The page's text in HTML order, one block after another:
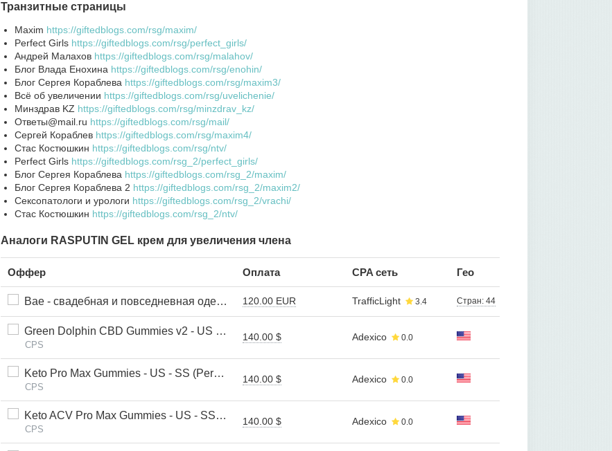
Транзитные страницы
Maxim https://giftedblogs.com/rsg/maxim/
Perfect Girls https://giftedblogs.com/rsg/perfect_girls/
Андрей Малахов https://giftedblogs.com/rsg/malahov/
Блог Влада Енохина https://giftedblogs.com/rsg/enohin/
Блог Сергея Кораблева https://giftedblogs.com/rsg/maxim3/
Всё об увеличении https://giftedblogs.com/rsg/uvelichenie/
Минздрав KZ https://giftedblogs.com/rsg/minzdrav_kz/
Ответы@mail.ru https://giftedblogs.com/rsg/mail/
Сергей Кораблев https://giftedblogs.com/rsg/maxim4/
Стас Костюшкин https://giftedblogs.com/rsg/ntv/
Perfect Girls https://giftedblogs.com/rsg_2/perfect_girls/
Блог Сергея Кораблева https://giftedblogs.com/rsg_2/maxim/
Блог Сергея Кораблева 2 https://giftedblogs.com/rsg_2/maxim2/
Сексопатологи и урологи https://giftedblogs.com/rsg_2/vrachi/
Стас Костюшкин https://giftedblogs.com/rsg_2/ntv/
Аналоги RASPUTIN GEL крем для увеличения члена
Оффер Оплата CPA сеть Гео
Bae - свадебная и повседневная одежда 120.00 EUR TrafficLight 3.4 Стран: 44
Green Dolphin CBD Gummies v2 - US - SS (Personal Approval)
CPS
140.00 $ Adexico 0.0
Keto Pro Max Gummies - US - SS (Personal Approval)
CPS
140.00 $ Adexico 0.0
Keto ACV Pro Max Gummies - US - SS (Personal Approval)
CPS
140.00 $ Adexico 0.0